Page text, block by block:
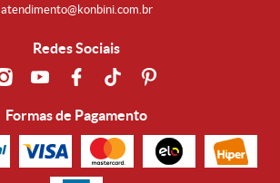
atendimento@konbini.com.br
Redes Sociais
Formas de Pagamento